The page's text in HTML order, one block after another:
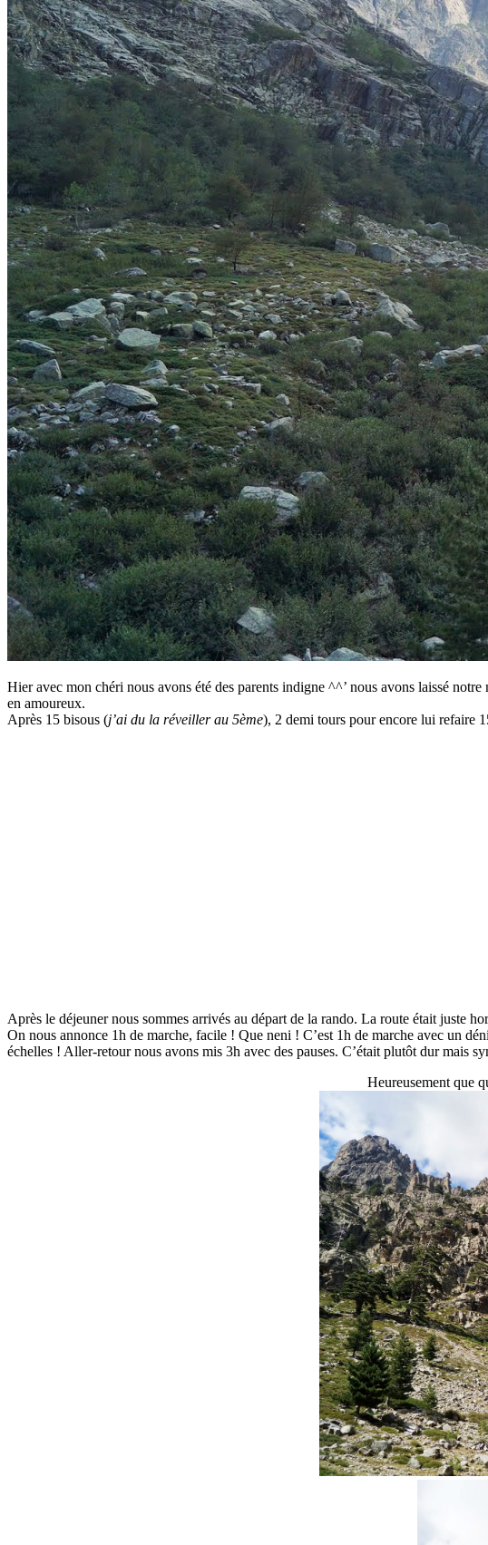
Hier avec mon chéri nous avons été des parents indigne ^^’ nous avons laissé notre
en amoureux.
Après 15 bisous (j’ai du la réveiller au 5ème), 2 demi tours pour encore lui refaire
Après le déjeuner nous sommes arrivés au départ de la rando. La route était juste
On nous annonce 1h de marche, facile ! Que neni ! C’est 1h de marche avec un
échelles ! Aller-retour nous avons mis 3h avec des pauses. C’était plutôt dur mais
Heureusement que